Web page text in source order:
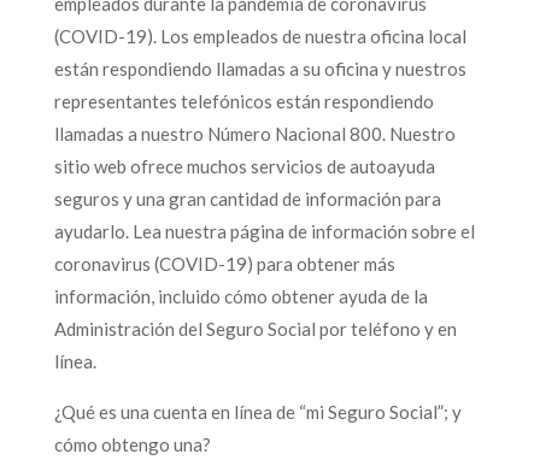
(COVID-19). Los empleados de nuestra oficina local
están respondiendo llamadas a su oficina y nuestros
representantes telefónicos están respondiendo
llamadas a nuestro Número Nacional 800. Nuestro
sitio web ofrece muchos servicios de autoayuda
seguros y una gran cantidad de información para
ayudarlo. Lea nuestra página de información sobre el
coronavirus (COVID-19) para obtener más
información, incluido cómo obtener ayuda de la
Administración del Seguro Social por teléfono y en
línea.
¿Qué es una cuenta en línea de “mi Seguro Social”; y
cómo obtengo una?